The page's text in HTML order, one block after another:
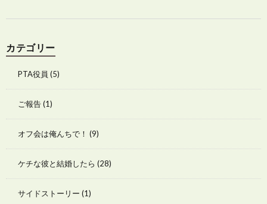
カテゴリー
PTA役員 (5)
ご報告(1)
オフ会は俺んちで！ (9)
ケチな彼と結婚したら (28)
サイドストーリー (1)